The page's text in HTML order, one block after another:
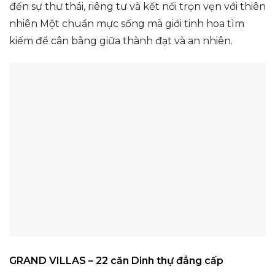
đến sự thư thái, riêng tư và kết nối trọn vẹn với thiên
nhiên Một chuẩn mực sống mà giới tinh hoa tìm
kiếm để cân bằng giữa thành đạt và an nhiên.
GRAND VILLAS – 22 căn Dinh thự đẳng cấp